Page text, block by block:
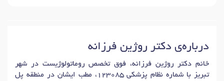
درباره‌ی دکتر روژین فرزانه
خانم دکتر روژین فرزانه، فوق تخصص روماتولوژیست در شهر
تبریز با شماره نظام پزشکی 123085، مطب ایشان در منطقه پل